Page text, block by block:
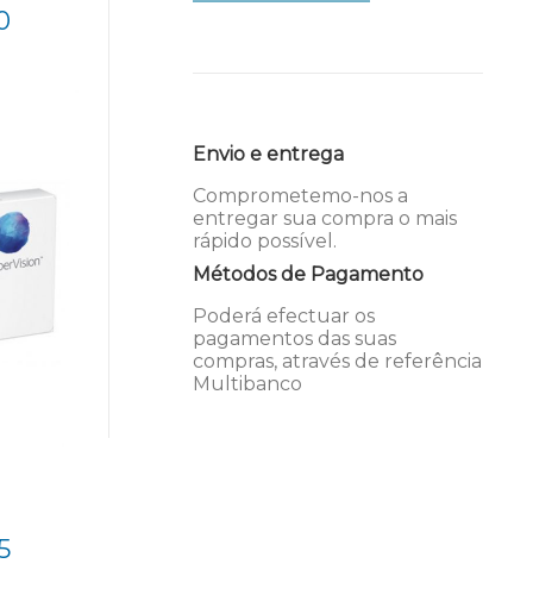
Envio e entrega
Comprometemo-nos a
entregar sua compra o mais
rápido possível.
Métodos de Pagamento
Poderá efectuar os
pagamentos das suas
compras, através de referência
Multibanco